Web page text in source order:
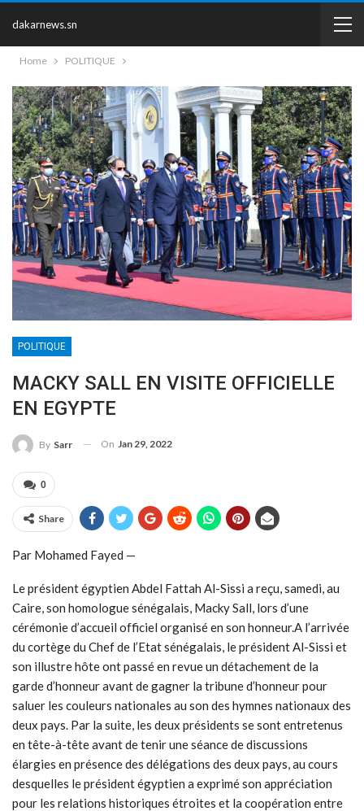
dakarnews.sn
Home POLITIQUE
POLITIQUE
MACKY SALL EN VISITE OFFICIELLE
EN EGYPTE
By Sarr On Jan 29, 2022
0
Share
Par Mohamed Fayed —
Le président égyptien Abdel Fattah Al-Sissi a reçu, samedi, au
Caire, son homologue sénégalais, Macky Sall, lors d’une
cérémonie d’accueil officiel organisé en son honneur.A l’arrivée
du cortège du Chef de l’Etat sénégalais, le président Al-Sissi et
son illustre hôte ont passé en revue un détachement de la
garde d’honneur avant de gagner la tribune d’honneur pour
saluer les couleurs nationales au son des hymnes nationaux des
deux pays. Par la suite, les deux présidents se sont entretenus
en tête-à-tête avant de tenir une séance de discussions
élargies en présence des délégations des deux pays, au cours
desquelles le président égyptien a exprimé son appréciation
pour les relations historiques étroites et la coopération entre